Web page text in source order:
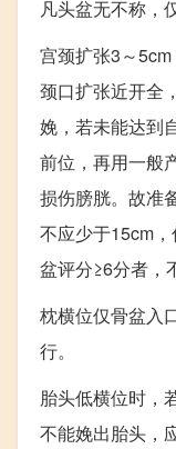
凡头盆无不称，
宫颈扩张3～
颈口扩张近开全
娩，若未能达到
前位，再用一般
损伤膀胱。故准
不应少于15cm
盆评分≥6分者，
枕横位仅骨盆入
行。
胎头低横位时，
不能娩出胎头，